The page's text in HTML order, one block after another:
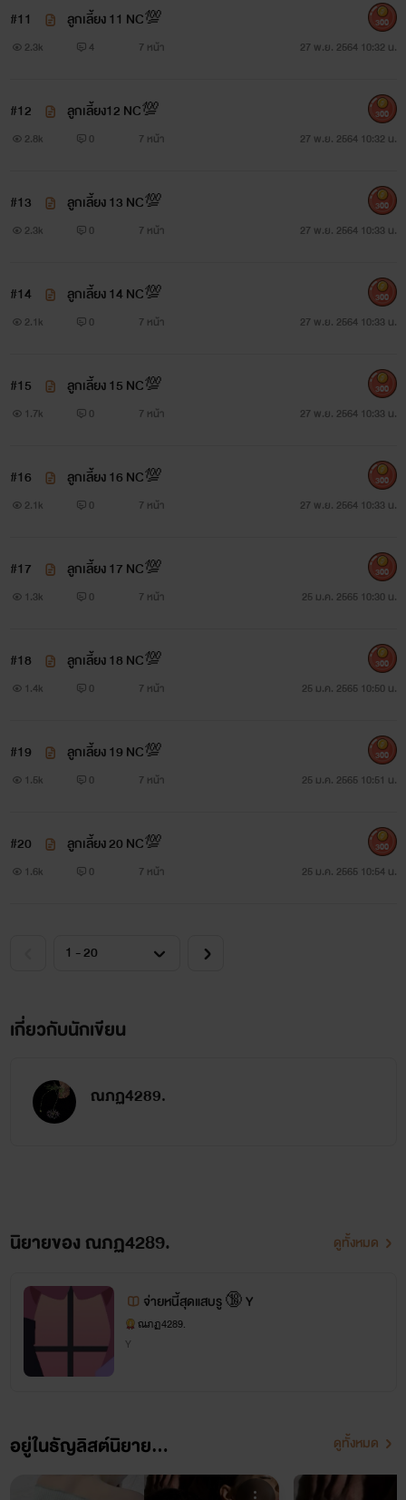
#11 ลูกเลี้ยง 11 NC💯
2.3k 4 7 หน้า 27 พ.ย. 2564 10:32 น.
300
#12 ลูกเลี้ยง12 NC💯
2.8k 0 7 หน้า 27 พ.ย. 2564 10:32 น.
300
#13 ลูกเลี้ยง 13 NC💯
2.3k 0 7 หน้า 27 พ.ย. 2564 10:33 น.
300
#14 ลูกเลี้ยง 14 NC💯
2.1k 0 7 หน้า 27 พ.ย. 2564 10:33 น.
300
#15 ลูกเลี้ยง 15 NC💯
1.7k 0 7 หน้า 27 พ.ย. 2564 10:33 น.
300
#16 ลูกเลี้ยง 16 NC💯
2.1k 0 7 หน้า 27 พ.ย. 2564 10:33 น.
300
#17 ลูกเลี้ยง 17 NC💯
1.3k 0 7 หน้า 25 ม.ค. 2565 10:30 น.
300
#18 ลูกเลี้ยง 18 NC💯
1.4k 0 7 หน้า 25 ม.ค. 2565 10:50 น.
300
#19 ลูกเลี้ยง 19 NC💯
1.5k 0 7 หน้า 25 ม.ค. 2565 10:51 น.
300
#20 ลูกเลี้ยง 20 NC💯
1.6k 0 7 หน้า 25 ม.ค. 2565 10:54 น.
300
เกี่ยวกับนักเขียน
ณภฏ4289.
นิยายของ ณภฏ4289. ดูทั้งหมด
จ่ายหนี้สุดแสบรู 🔞 Y
ณภฏ4289.
Y
อยู่ในธัญลิสต์นิยาย... ดูทั้งหมด